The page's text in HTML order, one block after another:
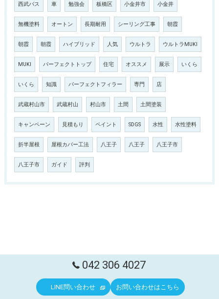
西武バス 車 勉強会 板橋区 小金井市 小金井
無機塗料 オートン 長期耐用 シーリング工事 朝霞
朝霞 朝霞 ハイブリッド 人気 ウルトラ ウルトラMUKI
MUKI パーフェクトトップ 住宅 オススメ 展示 いくら
いくら 知識 パーフェクトフィラー 専門 店
武蔵村山市 武蔵村山 村山市 土間 土間塗装
キャンペーン 見積もり ペイント SDGS 水性 水性塗料
折半屋根 屋根カバー工法 八王子 八王子 八王子市
八王子市 ガイド 評判
042 306 4027
LINE問い合わせ お問い合わせはこちら